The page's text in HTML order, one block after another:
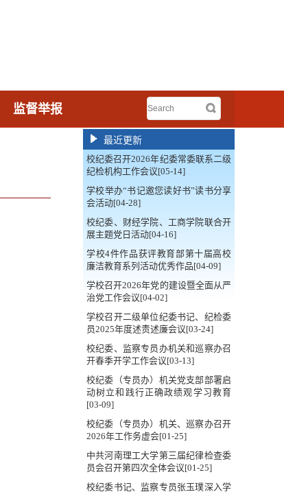
监督举报
最近更新
校纪委召开2026年纪委常委联系二级
纪检机构工作会议[05-14]
学校举办“书记邀您读好书”读书分享
会活动[04-28]
校纪委、财经学院、工商学院联合开
展主题党日活动[04-16]
学校4件作品获评教育部第十届高校
廉洁教育系列活动优秀作品[04-09]
学校召开2026年党的建设暨全面从严
治党工作会议[04-02]
学校召开二级单位纪委书记、纪检委
员2025年度述责述廉会议[03-24]
校纪委、监察专员办机关和巡察办召
开春季开学工作会议[03-13]
校纪委（专员办）机关党支部部署启
动树立和践行正确政绩观学习教育
[03-09]
校纪委（专员办）机关、巡察办召开
2026年工作务虚会[01-25]
中共河南理工大学第三届纪律检查委
员会召开第四次全体会议[01-25]
校纪委书记、监察专员张玉璞深入学